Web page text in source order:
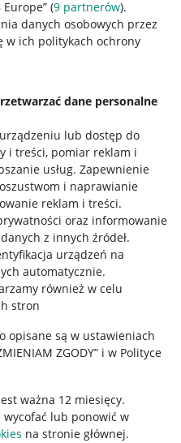
(9 partnerów).
danych osobowych przez
w ich politykach ochrony
dane personalne
lub dostęp do
i treści, pomiar reklam i
usług. Zapewnienie
i naprawianie
reklam i treści.
oraz informowanie
z innych źródeł.
urządzeń na
automatycznie.
również w celu
stron
opisane są w ustawieniach
ZGODY” i w Polityce
ważna 12 miesięcy.
wycofać lub ponowić w
na stronie głównej.